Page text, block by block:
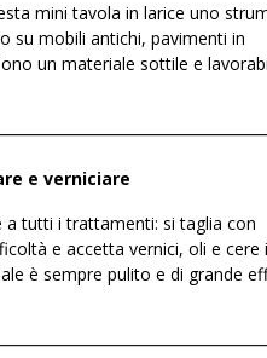
mini tavola in larice uno
su mobili antichi, pavimenti in
un materiale sottile e
e verniciare
tutti i trattamenti: si taglia con
e accetta vernici, oli e cere
è sempre pulito e di grande